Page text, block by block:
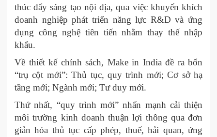
thúc đẩy sáng tạo nội địa, qua việc khuyến khích
doanh nghiệp phát triển năng lực R&D và ứng
dụng công nghệ tiên tiến nhằm thay thế nhập
khẩu.
Về thiết kế chính sách, Make in India đề ra bốn
“trụ cột mới”: Thủ tục, quy trình mới; Cơ sở hạ
tầng mới; Ngành mới; Tư duy mới.
Thứ nhất, “quy trình mới” nhấn mạnh cải thiện
môi trường kinh doanh thuận lợi thông qua đơn
giản hóa thủ tục cấp phép, thuế, hải quan, ứng